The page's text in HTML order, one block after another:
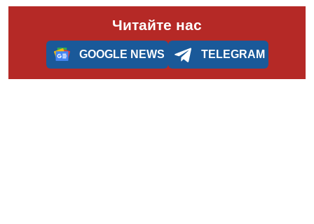
Читайте нас
GOOGLE NEWS TELEGRAM